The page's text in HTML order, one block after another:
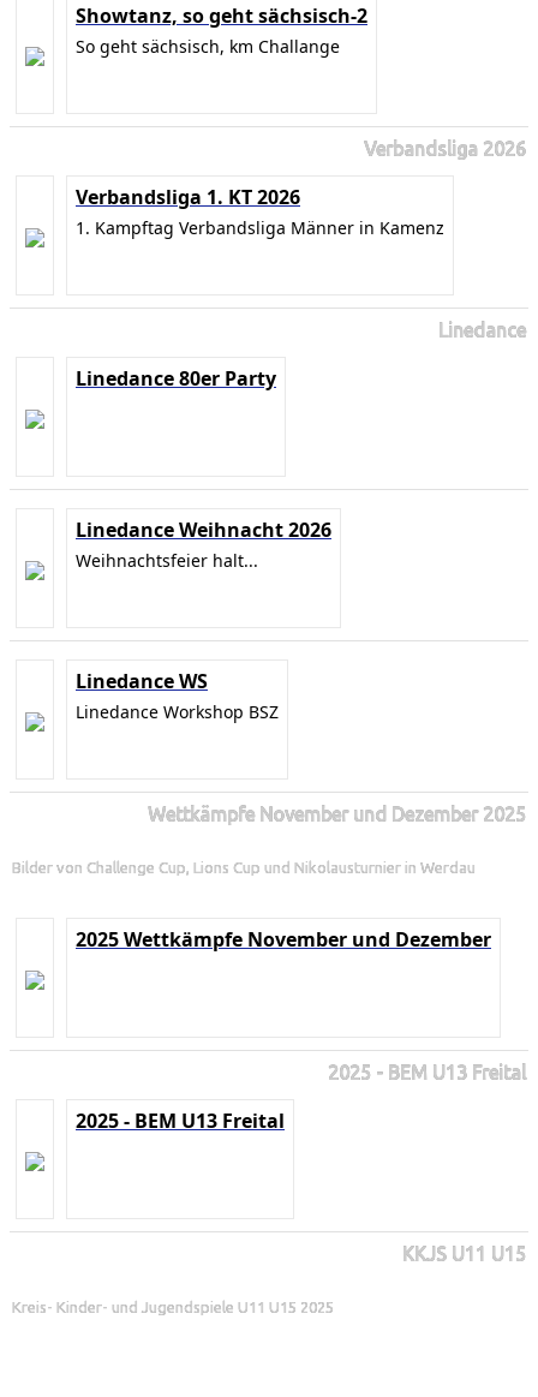
Showtanz, so geht sächsisch-2
So geht sächsisch, km Challange
Verbandsliga 2026
Verbandsliga 1. KT 2026
1. Kampftag Verbandsliga Männer in Kamenz
Linedance
Linedance 80er Party
Linedance Weihnacht 2026
Weihnachtsfeier halt...
Linedance WS
Linedance Workshop BSZ
Wettkämpfe November und Dezember 2025
Bilder von Challenge Cup, Lions Cup und Nikolausturnier in Werdau
2025 Wettkämpfe November und Dezember
2025 - BEM U13 Freital
2025 - BEM U13 Freital
KKJS U11 U15
Kreis- Kinder- und Jugendspiele U11 U15 2025